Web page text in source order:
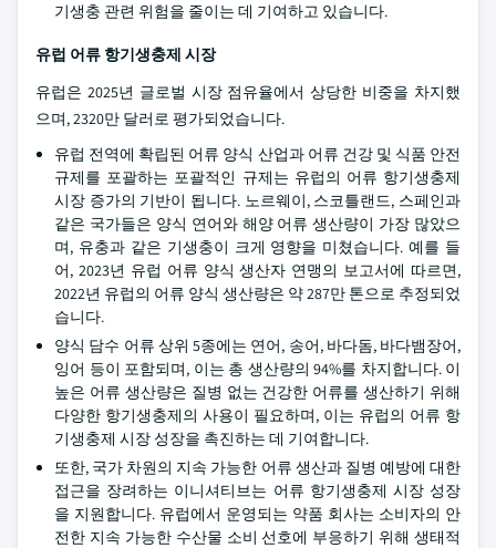
기생충 관련 위험을 줄이는 데 기여하고 있습니다.
유럽 어류 항기생충제 시장
유럽은 2025년 글로벌 시장 점유율에서 상당한 비중을 차지했
으며, 2320만 달러로 평가되었습니다.
유럽 전역에 확립된 어류 양식 산업과 어류 건강 및 식품 안전
규제를 포괄하는 포괄적인 규제는 유럽의 어류 항기생충제
시장 증가의 기반이 됩니다. 노르웨이, 스코틀랜드, 스페인과
같은 국가들은 양식 연어와 해양 어류 생산량이 가장 많았으
며, 유충과 같은 기생충이 크게 영향을 미쳤습니다. 예를 들
어, 2023년 유럽 어류 양식 생산자 연맹의 보고서에 따르면,
2022년 유럽의 어류 양식 생산량은 약 287만 톤으로 추정되었
습니다.
양식 담수 어류 상위 5종에는 연어, 송어, 바다돔, 바다뱀장어,
잉어 등이 포함되며, 이는 총 생산량의 94%를 차지합니다. 이
높은 어류 생산량은 질병 없는 건강한 어류를 생산하기 위해
다양한 항기생충제의 사용이 필요하며, 이는 유럽의 어류 항
기생충제 시장 성장을 촉진하는 데 기여합니다.
또한, 국가 차원의 지속 가능한 어류 생산과 질병 예방에 대한
접근을 장려하는 이니셔티브는 어류 항기생충제 시장 성장
을 지원합니다. 유럽에서 운영되는 약품 회사는 소비자의 안
전한 지속 가능한 수산물 소비 선호에 부응하기 위해 생태적